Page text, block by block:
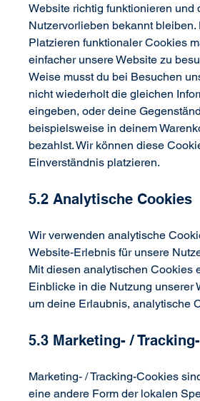
Website richtig funktionieren und
Nutzervorlieben bekannt bleiben.
Platzieren funktionaler Cookies
einfacher unsere Website zu
Weise musst du bei Besuchen
nicht wiederholt die gleichen
eingeben, oder deine
beispielsweise in deinem
bezahlst. Wir können diese
Einverständnis platzieren.
5.2 Analytische Cookies
Wir verwenden analytische
Website-Erlebnis für unsere
Mit diesen analytischen Cookies
Einblicke in die Nutzung unserer
um deine Erlaubnis, analytische
5.3 Marketing- /
Marketing- / Tracking-Cookies
eine andere Form der lokalen